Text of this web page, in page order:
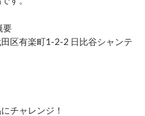
要
区有楽町1-2-2 日比谷シャンテ
チャレンジ！